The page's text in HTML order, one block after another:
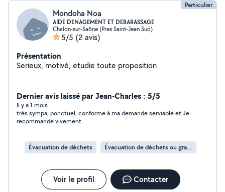
Particulier
Mondoha Noa
AIDE DENAGEMENT ET DEBARASSAGE
Chalon-sur-Saône (Pres Saint-Jean Sud)
5/5 (2 avis)
Présentation
Serieux, motivé, etudie toute proposition
Dernier avis laissé par Jean-Charles : 5/5
Il y a 1 mois
très sympa, ponctuel, conforme à ma demande serviable et Je
recommande vivement
Évacuation de déchets Évacuation de déchets ou gravats
Voir le profil Contacter